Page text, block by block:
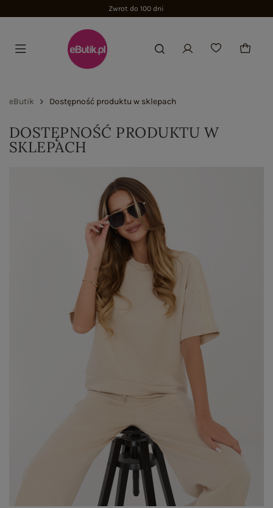
Zwrot do 100 dni
eButik Dostępność produktu w sklepach
DOSTĘPNOŚĆ PRODUKTU W
SKLEPACH